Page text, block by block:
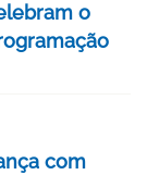
o
com